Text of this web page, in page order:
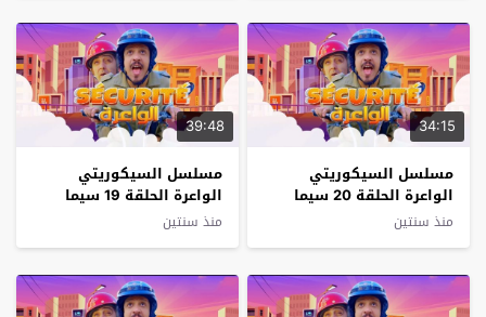
34:15
مسلسل السيكوريتي
الواعرة الحلقة 20 سيما
كلوب
منذ سنتين
39:48
مسلسل السيكوريتي
الواعرة الحلقة 19 سيما
كلوب
منذ سنتين